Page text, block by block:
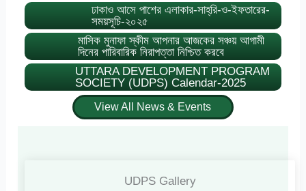
ঢাকাও আসে পাশের এলাকার-সাহ্‌রি-ও-ইফতারের-
সময়সূচি-২০২৫
মাসিক মুনাফা স্কীম আপনার আজকের সঞ্চয় আগামী
দিনের পারিবারিক নিরাপত্তা নিশ্চিত করবে
UTTARA DEVELOPMENT PROGRAM
SOCIETY (UDPS) Calendar-2025
View All News & Events
UDPS Gallery​